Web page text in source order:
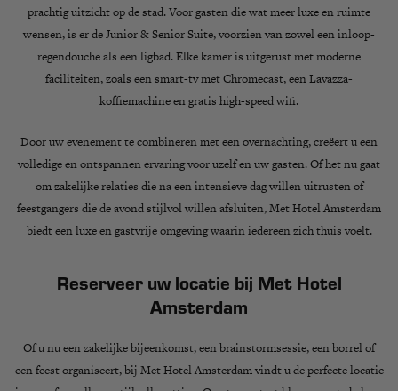
prachtig uitzicht op de stad. Voor gasten die wat meer luxe en ruimte
wensen, is er deJunior & Senior Suite, voorzien van zowel een inloop-
regendouche als een ligbad. Elke kamer is uitgerust metmoderne
faciliteiten, zoals een smart-tv met Chromecast, een Lavazza-
koffiemachine en gratis high-speed wifi.
Door uw evenement te combineren met een overnachting, creëert u een
volledige en ontspannen ervaringvoor uzelf en uw gasten. Of het nu gaat
om zakelijke relaties die na een intensieve dag willen uitrusten of
feestgangers die de avond stijlvol willen afsluiten, Met Hotel Amsterdam
biedt eenluxe en gastvrije omgevingwaarin iedereen zich thuis voelt.
Reserveer uw locatie bij Met Hotel
Amsterdam
Of u nu eenzakelijke bijeenkomst, een brainstormsessie, een borrel of
een feest organiseert, bij Met Hotel Amsterdam vindt u de perfecte locatie